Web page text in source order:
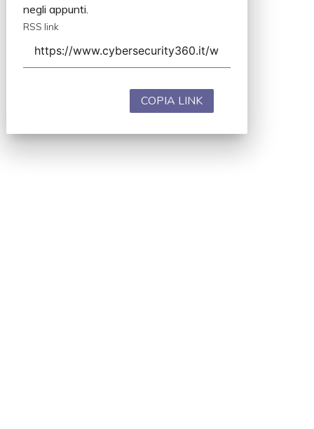
negli appunti.
RSS link
COPIA LINK